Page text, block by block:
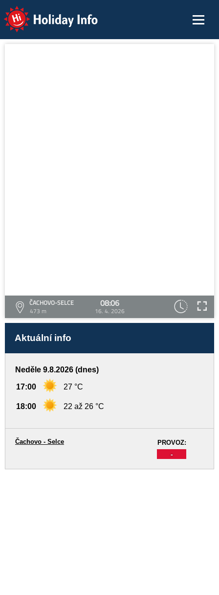
Holiday Info
ČACHOVO-SELCE
473 m
08:06
16. 4. 2026
Aktuální info
Neděle 9.8.2026 (dnes)
17:00 27 °C
18:00 22 až 26 °C
PROVOZ:
-
Čachovo - Selce